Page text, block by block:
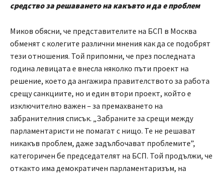
средство за решаването на какъвто и да е проблем
Миков обясни, че представителите на БСП в Москва
обменят с колегите различни мнения как да се подобрят
тези отношения. Той припомни, че през последната
година левицата е внесла няколко пъти проект на
решение, което да ангажира правителството за работа
срещу санкциите, но и един втори проект, който е
изключително важен – за премахването на
забранителния списък. „Забраните за срещи между
парламентаристи не помагат с нищо. Те не решават
никакъв проблем, даже задълбочават проблемите”,
категоричен бе председателят на БСП. Той продължи, че
откакто има демократичен парламентаризъм, на